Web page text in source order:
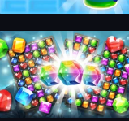
Pottery Master
Diamond Dungeon: Match 3